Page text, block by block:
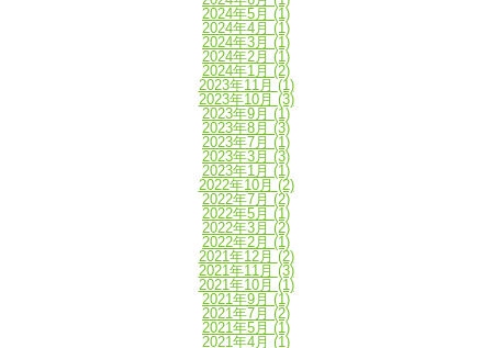
2024年5月 (1)
2024年4月 (1)
2024年3月 (1)
2024年2月 (1)
2024年1月 (2)
2023年11月 (1)
2023年10月 (3)
2023年9月 (1)
2023年8月 (3)
2023年7月 (1)
2023年3月 (3)
2023年1月 (1)
2022年10月 (2)
2022年7月 (2)
2022年5月 (1)
2022年3月 (2)
2022年2月 (1)
2021年12月 (2)
2021年11月 (3)
2021年10月 (1)
2021年9月 (1)
2021年7月 (2)
2021年5月 (1)
2021年4月 (1)